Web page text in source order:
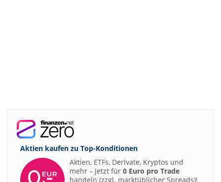
Aktien kaufen zu Top-Konditionen
Aktien, ETFs, Derivate, Kryptos und
mehr – jetzt für 0 Euro pro Trade
handeln (zzgl. marktüblicher Spreads)!